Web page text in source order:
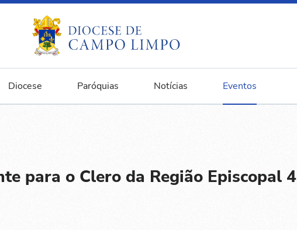
Diocese Paróquias Notícias Eventos
para o Clero da Região Episcopal 4